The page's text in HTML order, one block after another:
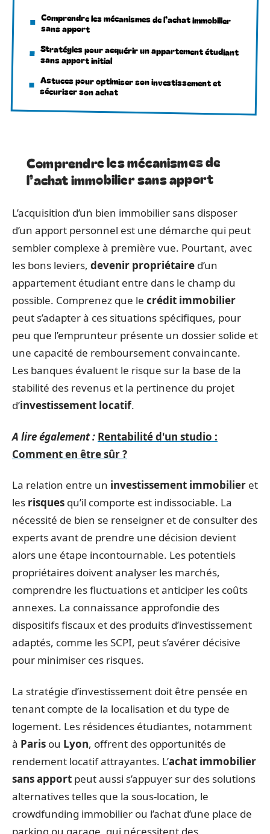
Comprendre les mécanismes de l’achat immobilier
sans apport
Stratégies pour acquérir un appartement étudiant
sans apport initial
Astuces pour optimiser son investissement et
sécuriser son achat
Comprendre les mécanismes de
l’achat immobilier sans apport
L’acquisition d’un bien immobilier sans disposer
d’un apport personnel est une démarche qui peut
sembler complexe à première vue. Pourtant, avec
les bons leviers, devenir propriétaire d’un
appartement étudiant entre dans le champ du
possible. Comprenez que le crédit immobilier
peut s’adapter à ces situations spécifiques, pour
peu que l’emprunteur présente un dossier solide et
une capacité de remboursement convaincante.
Les banques évaluent le risque sur la base de la
stabilité des revenus et la pertinence du projet
d’investissement locatif.
A lire également : Rentabilité d'un studio :
Comment en être sûr ?
La relation entre un investissement immobilier et
les risques qu’il comporte est indissociable. La
nécessité de bien se renseigner et de consulter des
experts avant de prendre une décision devient
alors une étape incontournable. Les potentiels
propriétaires doivent analyser les marchés,
comprendre les fluctuations et anticiper les coûts
annexes. La connaissance approfondie des
dispositifs fiscaux et des produits d’investissement
adaptés, comme les SCPI, peut s’avérer décisive
pour minimiser ces risques.
La stratégie d’investissement doit être pensée en
tenant compte de la localisation et du type de
logement. Les résidences étudiantes, notamment
à Paris ou Lyon, offrent des opportunités de
rendement locatif attrayantes. L’achat immobilier
sans apport peut aussi s’appuyer sur des solutions
alternatives telles que la sous-location, le
crowdfunding immobilier ou l’achat d’une place de
parking ou garage, qui nécessitent des